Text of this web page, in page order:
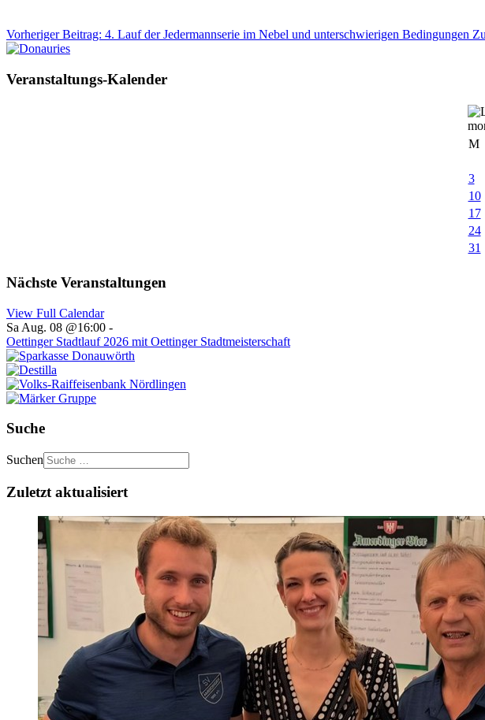
Vorheriger Beitrag: 4. Lauf der Jedermannserie im Nebel und unterschwierigen Bedingungen
Veranstaltungs-Kalender
M
3
10
17
24
31
Nächste Veranstaltungen
View Full Calendar
Sa Aug. 08 @16:00 -
Oettinger Stadtlauf 2026 mit Oettinger Stadtmeisterschaft
Suche
Suchen
Zuletzt aktualisiert